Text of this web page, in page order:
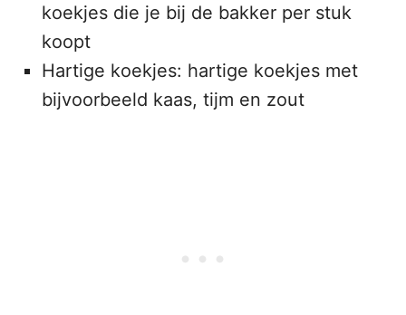
koekjes die je bij de bakker per stuk
koopt
Hartige koekjes: hartige koekjes met
bijvoorbeeld kaas, tijm en zout